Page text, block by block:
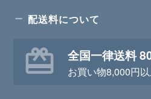
配送料について
全国一律送料
お買い物8,000円